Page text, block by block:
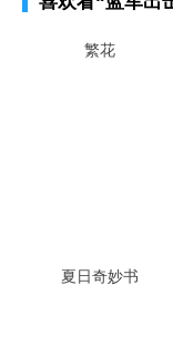
繁花
夏日奇妙书